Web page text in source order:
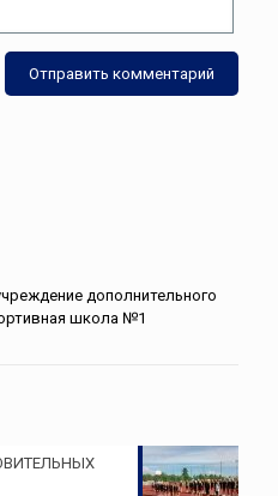
дополнительного
школа №1